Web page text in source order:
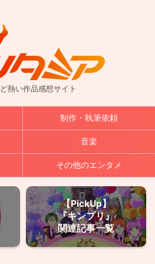
熱い作品感想サイト
制作・執筆依頼
音楽
その他のエンタメ
【PickUp】
『キンプリ』
関連記事一覧